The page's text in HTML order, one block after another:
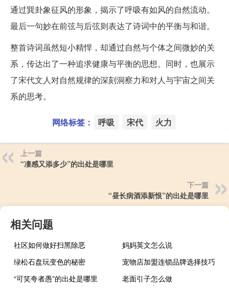
通过巽卦象征风的形象，揭示了呼吸有如风的自然流动。
最后一句妙在前弦与后弦则表达了诗词中的平衡与和谐。
整首诗词虽然短小精悍，却通过自然与个体之间微妙的关
系，传达出了一种追求健康与平衡的思想。同时，也展示
了宋代文人对自然规律的深刻洞察力和对人与宇宙之间关
系的思考。
网络标签： 呼吸 宋代 火力
上一篇
“凄感又添多少”的出处是哪里
下一篇
“昼长病酒添新恨”的出处是哪里
相关问题
社区如何做好扫黑除恶
妈妈英文怎么说
绿松石盘玩变色的秘密
宠物店加盟连锁品牌选择技巧
“可笑夸者愚”的出处是哪里
老面引子怎么做